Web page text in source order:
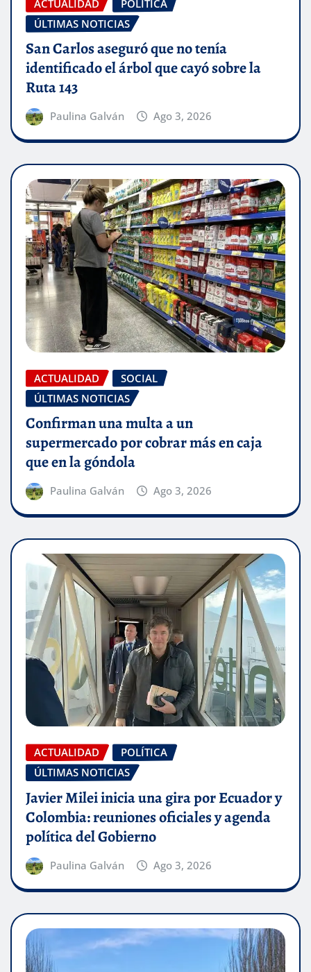
ACTUALIDAD
POLÍTICA
ÚLTIMAS NOTICIAS
San Carlos aseguró que no tenía
identificado el árbol que cayó sobre la
Ruta 143
Paulina Galván Ago 3, 2026
ACTUALIDAD
SOCIAL
ÚLTIMAS NOTICIAS
Confirman una multa a un
supermercado por cobrar más en caja
que en la góndola
Paulina Galván Ago 3, 2026
ACTUALIDAD
POLÍTICA
ÚLTIMAS NOTICIAS
Javier Milei inicia una gira por Ecuador y
Colombia: reuniones oficiales y agenda
política del Gobierno
Paulina Galván Ago 3, 2026